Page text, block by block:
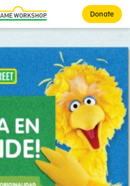
Donate